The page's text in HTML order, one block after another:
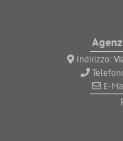
Indirizzo:
E-